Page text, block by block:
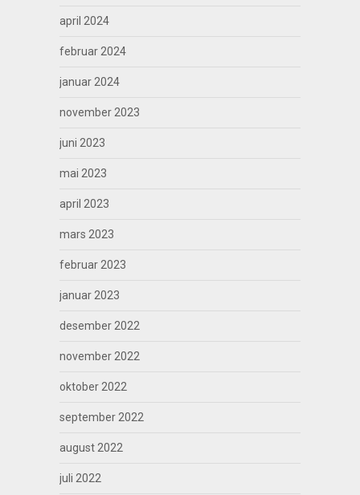
april 2024
februar 2024
januar 2024
november 2023
juni 2023
mai 2023
april 2023
mars 2023
februar 2023
januar 2023
desember 2022
november 2022
oktober 2022
september 2022
august 2022
juli 2022